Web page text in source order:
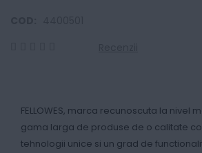
FELLOWES, marca recunoscuta la nivel
gama larga de produse de o calitate
tehnologii unice si un grad de